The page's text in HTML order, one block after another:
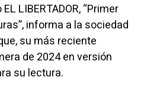
LIBERTADOR, “Primer
informa a la sociedad
su más reciente
de 2024 en versión
su lectura.